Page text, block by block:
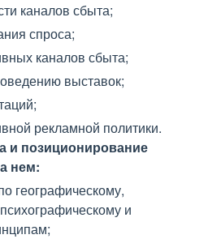
каналов сбыта;
спроса;
каналов сбыта;
выставок;
рекламной политики.
и позиционирование
нем:
географическому,
и